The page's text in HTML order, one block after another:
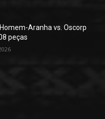
Aranha vs. Oscorp
peças